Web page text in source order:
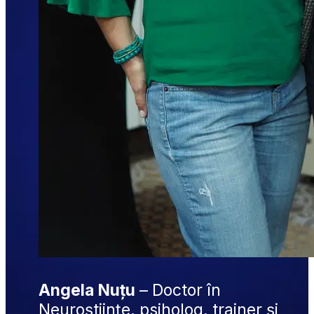
Angela Nuțu – Doctor în
Neuroștiințe, psiholog, trainer și